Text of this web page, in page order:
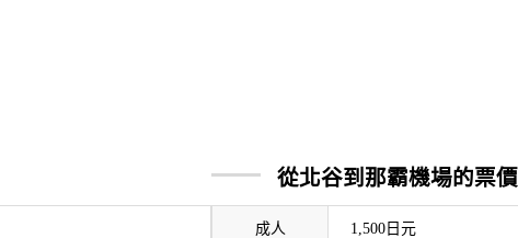
從北谷到那霸機場的票價
成人 1,500日元